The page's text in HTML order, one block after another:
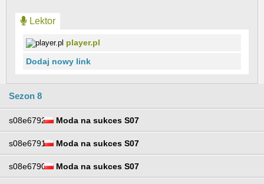
Lektor
player.pl
Dodaj nowy link
Sezon 8
s08e6792 Moda na sukces S07
s08e6791 Moda na sukces S07
s08e6790 Moda na sukces S07